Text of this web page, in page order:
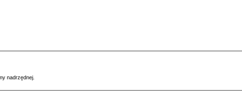
nadrzędnej.